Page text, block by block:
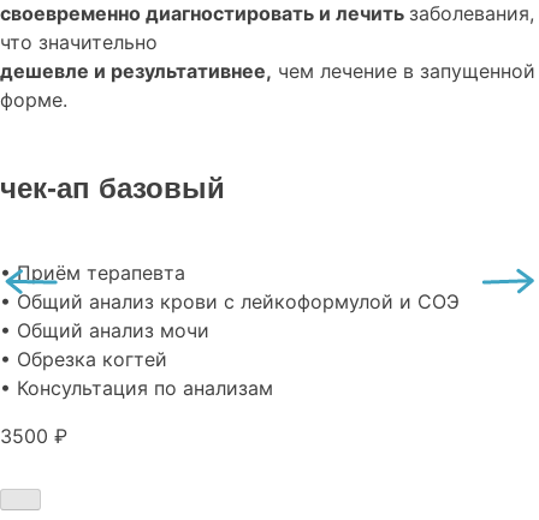
своевременно диагностировать и лечить заболевания,
что значительно
дешевле и результативнее, чем лечение в запущенной
форме.
чек-ап базовый
• Приём терапевта
• Общий анализ крови с лейкоформулой и СОЭ
• Общий анализ мочи
• Обрезка когтей
• Консультация по анализам
3500 ₽